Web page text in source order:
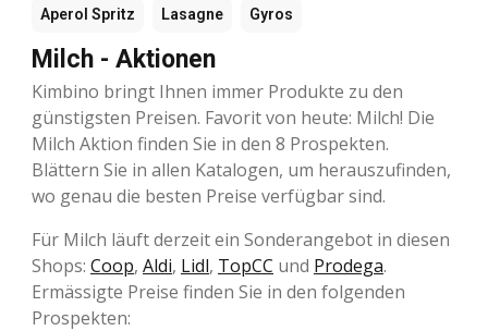
Aperol Spritz Lasagne Gyros
Milch - Aktionen
Kimbino bringt Ihnen immer Produkte zu den
günstigsten Preisen. Favorit von heute: Milch! Die
Milch Aktion finden Sie in den 8 Prospekten.
Blättern Sie in allen Katalogen, um herauszufinden,
wo genau die besten Preise verfügbar sind.
Für Milch läuft derzeit ein Sonderangebot in diesen
Shops: Coop, Aldi, Lidl, TopCC und Prodega.
Ermässigte Preise finden Sie in den folgenden
Prospekten: